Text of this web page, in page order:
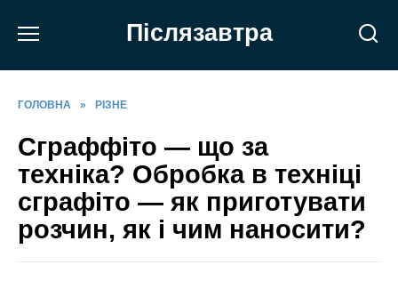
Післязавтра
ГОЛОВНА » РІЗНЕ
Сграффіто — що за
техніка? Обробка в техніці
сграфіто — як приготувати
розчин, як і чим наносити?